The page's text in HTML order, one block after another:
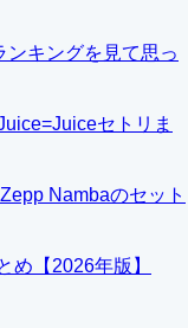
キングを見て思っ
セトリま
Nambaのセット
め【2026年版】